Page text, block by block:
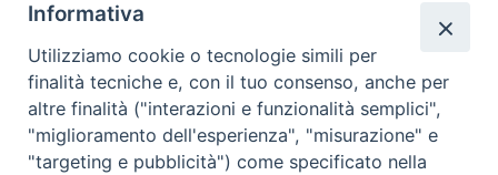
Informativa
Utilizziamo cookie o tecnologie simili per
finalità tecniche e, con il tuo consenso, anche per
altre finalità ("interazioni e funzionalità semplici",
"miglioramento dell'esperienza", "misurazione" e
"targeting e pubblicità") come specificato nella